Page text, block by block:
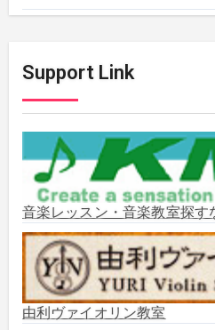
2025年11月
2025年10月
2025年9月
2025年8月
2025年7月
2025年6月
Support Link
音楽レッスン・音楽教室探す
由利ヴァイオリン教室